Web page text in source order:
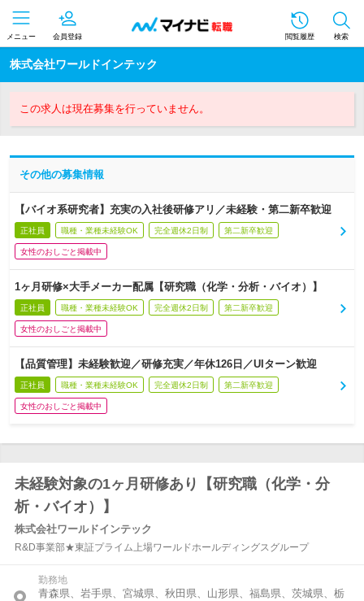
メニュー 会員登録 閲覧履歴 検索
株式会社ワールドインテック
この求人は現在募集を行っていません。
その他の募集情報
【バイオ系研究者】充実の入社後研修アリ／未経験・第二新卒歓迎
正社員 職種・業種未経験OK 完全週休2日制 第二新卒歓迎
女性のおしごと掲載中
1ヶ月研修×大手メーカー配属【研究職（化学・分析・バイオ）】
正社員 職種・業種未経験OK 完全週休2日制 第二新卒歓迎
女性のおしごと掲載中
【品質管理】未経験歓迎／研修充実／年休126日／UIターン歓迎
正社員 職種・業種未経験OK 完全週休2日制 第二新卒歓迎
女性のおしごと掲載中
未経験対象の1ヶ月研修あり【研究職（化学・分
析・バイオ）】
株式会社ワールドインテック
R&D事業部★東証プライム上場ワールドホールディングスグループ
勤務地
青森県、岩手県、宮城県、秋田県、山形県、福島県、茨城県、栃